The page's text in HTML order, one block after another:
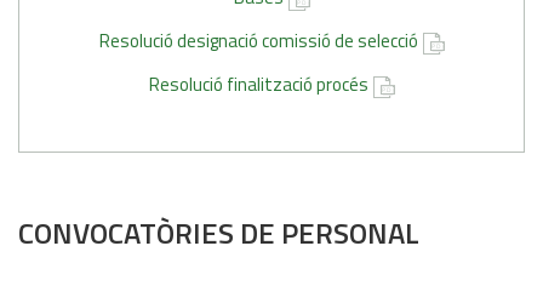
CONVOCATÒRIES DE PERSONAL
Resolució designació comissió de selecció
Resolució finalització procés